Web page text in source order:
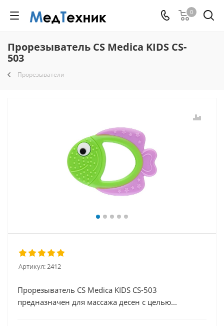
0
Прорезыватель CS Medica KIDS CS-
503
Прорезыватели
Артикул:2412
Прорезыватель CS Medica KIDS CS-503
предназначен для массажа десен с целью...